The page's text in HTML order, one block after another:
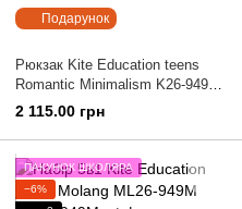
Подарунок
Рюкзак Kite Education teens
Romantic Minimalism K26-949L-
1
2 115.00 грн
ПАКУНОК ШКОЛЯРА
−6%